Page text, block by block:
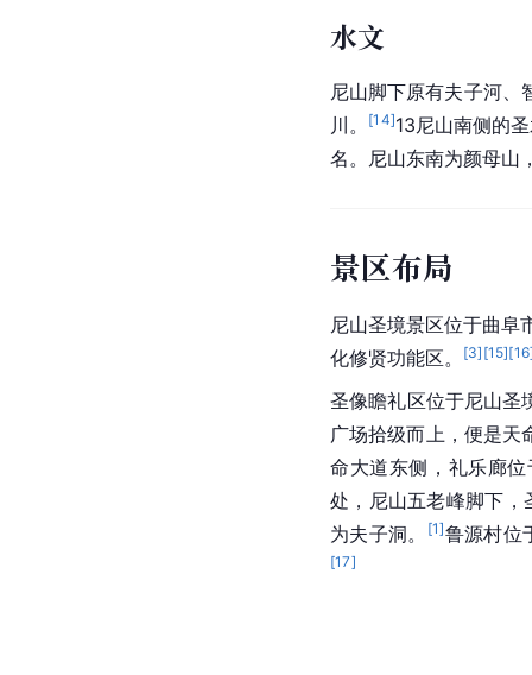
水文
尼山脚下原有夫子河、
川。
[14]13尼山南侧的
名。尼山东南为颜母山
景区布局
尼山圣境景区位于曲阜
化修贤功能区。
[3] [15][16
圣像瞻礼区位于尼山圣
广场拾级而上，便是天
命大道东侧，礼乐廊
处，尼山五老峰脚下
为夫子洞。 [1]鲁源村位
[17]